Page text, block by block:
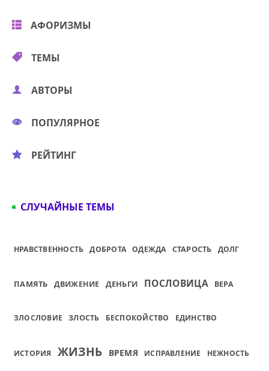
АФОРИЗМЫ
ТЕМЫ
АВТОРЫ
ПОПУЛЯРНОЕ
РЕЙТИНГ
СЛУЧАЙНЫЕ ТЕМЫ
НРАВСТВЕННОСТЬ ДОБРОТА ОДЕЖДА СТАРОСТЬ ДОЛГ
ПАМЯТЬ ДВИЖЕНИЕ ДЕНЬГИ ПОСЛОВИЦА ВЕРА
ЗЛОСЛОВИЕ ЗЛОСТЬ БЕСПОКОЙСТВО ЕДИНСТВО
ИСТОРИЯ ЖИЗНЬ ВРЕМЯ ИСПРАВЛЕНИЕ НЕЖНОСТЬ